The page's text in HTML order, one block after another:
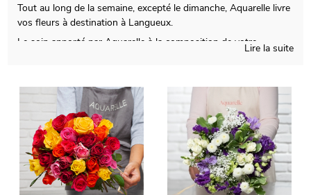
Tout au long de la semaine, excepté le dimanche, Aquarelle livre
vos fleurs à destination à Langueux.
Le soin apporté par Aquarelle à la composition de votre
l’empaquetage de votre composition florale, avec un contenant
particulier qui servira à sa protection, puis viendra la prise d’une
photo de l’ensemble. Cette image vous est ensuite envoyée de
manière à ce que vous puissiez vous assurer que le bouquet qui
a été réalisé par nos soins est le même que celui que vous avez
sélectionné. Enfin, il sera livré en express à Langueux. Rendez
votre présent plus personnel encore en joignant selon vos
envies une photo ou un message personnalisé.
Lire la suite